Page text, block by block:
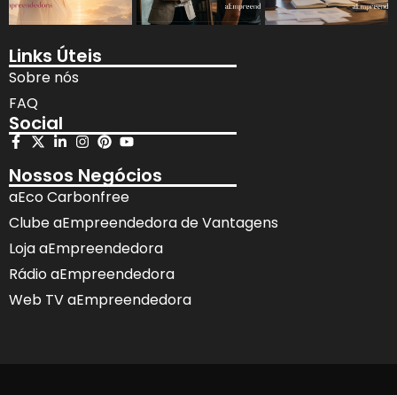
Links Úteis
Sobre nós
FAQ
Social
Nossos Negócios
aEco Carbonfree
Clube aEmpreendedora de Vantagens
Loja aEmpreendedora
Rádio aEmpreendedora
Web TV aEmpreendedora